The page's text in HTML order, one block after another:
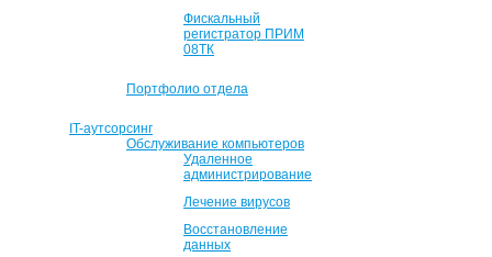
Фискальный
регистратор ПРИМ
08ТК
Портфолио отдела
IT-аутсорсинг
Обслуживание компьютеров
Удаленное
администрирование
Лечение вирусов
Восстановление
данных